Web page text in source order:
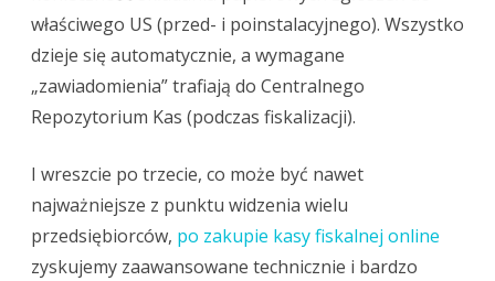
właściwego US (przed- i poinstalacyjnego). Wszystko
dzieje się automatycznie, a wymagane
„zawiadomienia” trafiają do Centralnego
Repozytorium Kas (podczas fiskalizacji).
I wreszcie po trzecie, co może być nawet
najważniejsze z punktu widzenia wielu
przedsiębiorców, po zakupie kasy fiskalnej online
zyskujemy zaawansowane technicznie i bardzo